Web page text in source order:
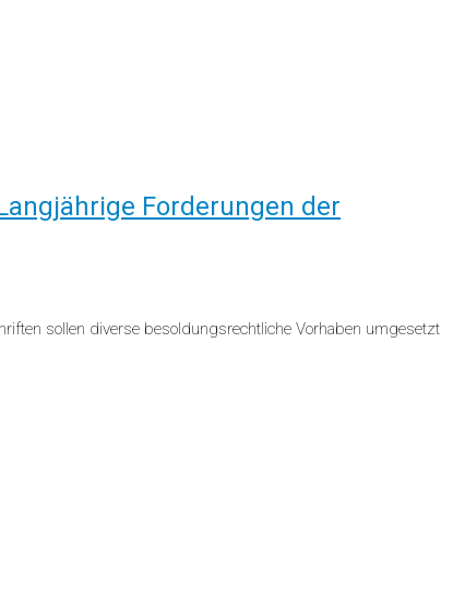
Forderungen der
sollen diverse besoldungsrechtliche Vorhaben umgesetzt